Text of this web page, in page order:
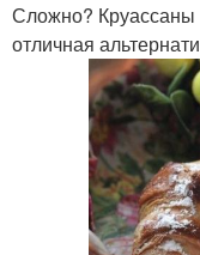
Сложно? Круассаны
отличная